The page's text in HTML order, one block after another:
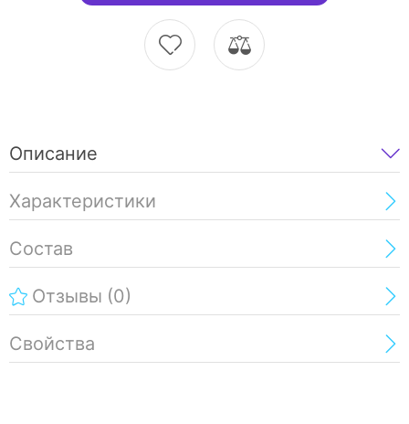
Описание
Характеристики
Состав
Отзывы (0)
Свойства